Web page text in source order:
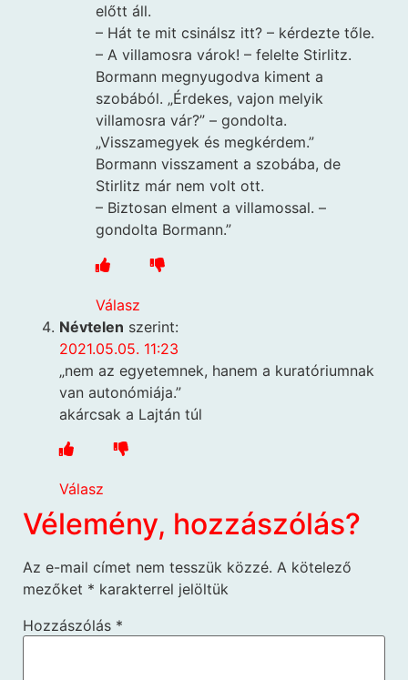
előtt áll.
– Hát te mit csinálsz itt? – kérdezte tőle.
– A villamosra várok! – felelte Stirlitz.
Bormann megnyugodva kiment a
szobából. „Érdekes, vajon melyik
villamosra vár?” – gondolta.
„Visszamegyek és megkérdem.”
Bormann visszament a szobába, de
Stirlitz már nem volt ott.
– Biztosan elment a villamossal. –
gondolta Bormann.”
Válasz
Névtelen szerint:
2021.05.05. 11:23
„nem az egyetemnek, hanem a kuratóriumnak
van autonómiája.”
akárcsak a Lajtán túl
Válasz
Vélemény, hozzászólás?
Az e-mail címet nem tesszük közzé. A kötelező
mezőket * karakterrel jelöltük
Hozzászólás *